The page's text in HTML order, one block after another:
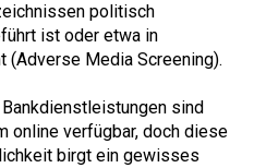
politisch
ist oder etwa in
(Adverse Media Screening).
sind
online verfügbar, doch diese
birgt ein gewisses